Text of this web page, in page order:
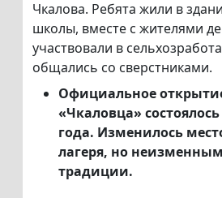
Чкалова. Ребята жили в
школы, вместе с жителями
участвовали в
общались со сверстниками.
Официальное
«Чкаловца»
года. Изменилось
лагеря, но
традиции.